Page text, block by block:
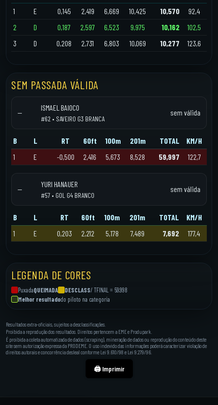
1
E 0,145 2,419 6,669 10,425 10,570
92,4
2
D 0,187 2,597 6,523 9,975 10,162
102,5
3
D 0,208 2,731 6,803 10,069 10,277 123,6
SEM PASSADA VÁLIDA
—
ISMAEL BAIOCO
#62 • SAVEIRO G3 BRANCA
sem válida
B L RT 60ft 100m 201m TOTAL
KM/H
1
E -0,500 2,416 5,673 8,528 59,997 122,7
—
YURI HANAUER
#57 • GOL G4 BRANCO
sem válida
B L RT 60ft 100m 201m TOTAL
KM/H
1
E 0,203 2,212 5,178 7,489 7,692 177,4
LEGENDA DE CORES
PuxadaQUEIMADA DESCLASS/ TFINAL = 59.998
Melhor resultadodo piloto na categoria
Resultados extra-oficiais, sujeitos a desclassificações.
Proibida a reprodução dos resultados. Direitos pertencem a EME e Produpark.
É proibida a coleta automatizada de dados (scraping), mineração de dados ou reprodução do conteúdo deste
site sem autorização expressa da PRODEME. O uso indevido das informações poderá caracterizar violação de
direitos autorais e concorrência desleal conforme Lei 9.610/98 e Lei 9.279/96.
🖨️ Imprimir